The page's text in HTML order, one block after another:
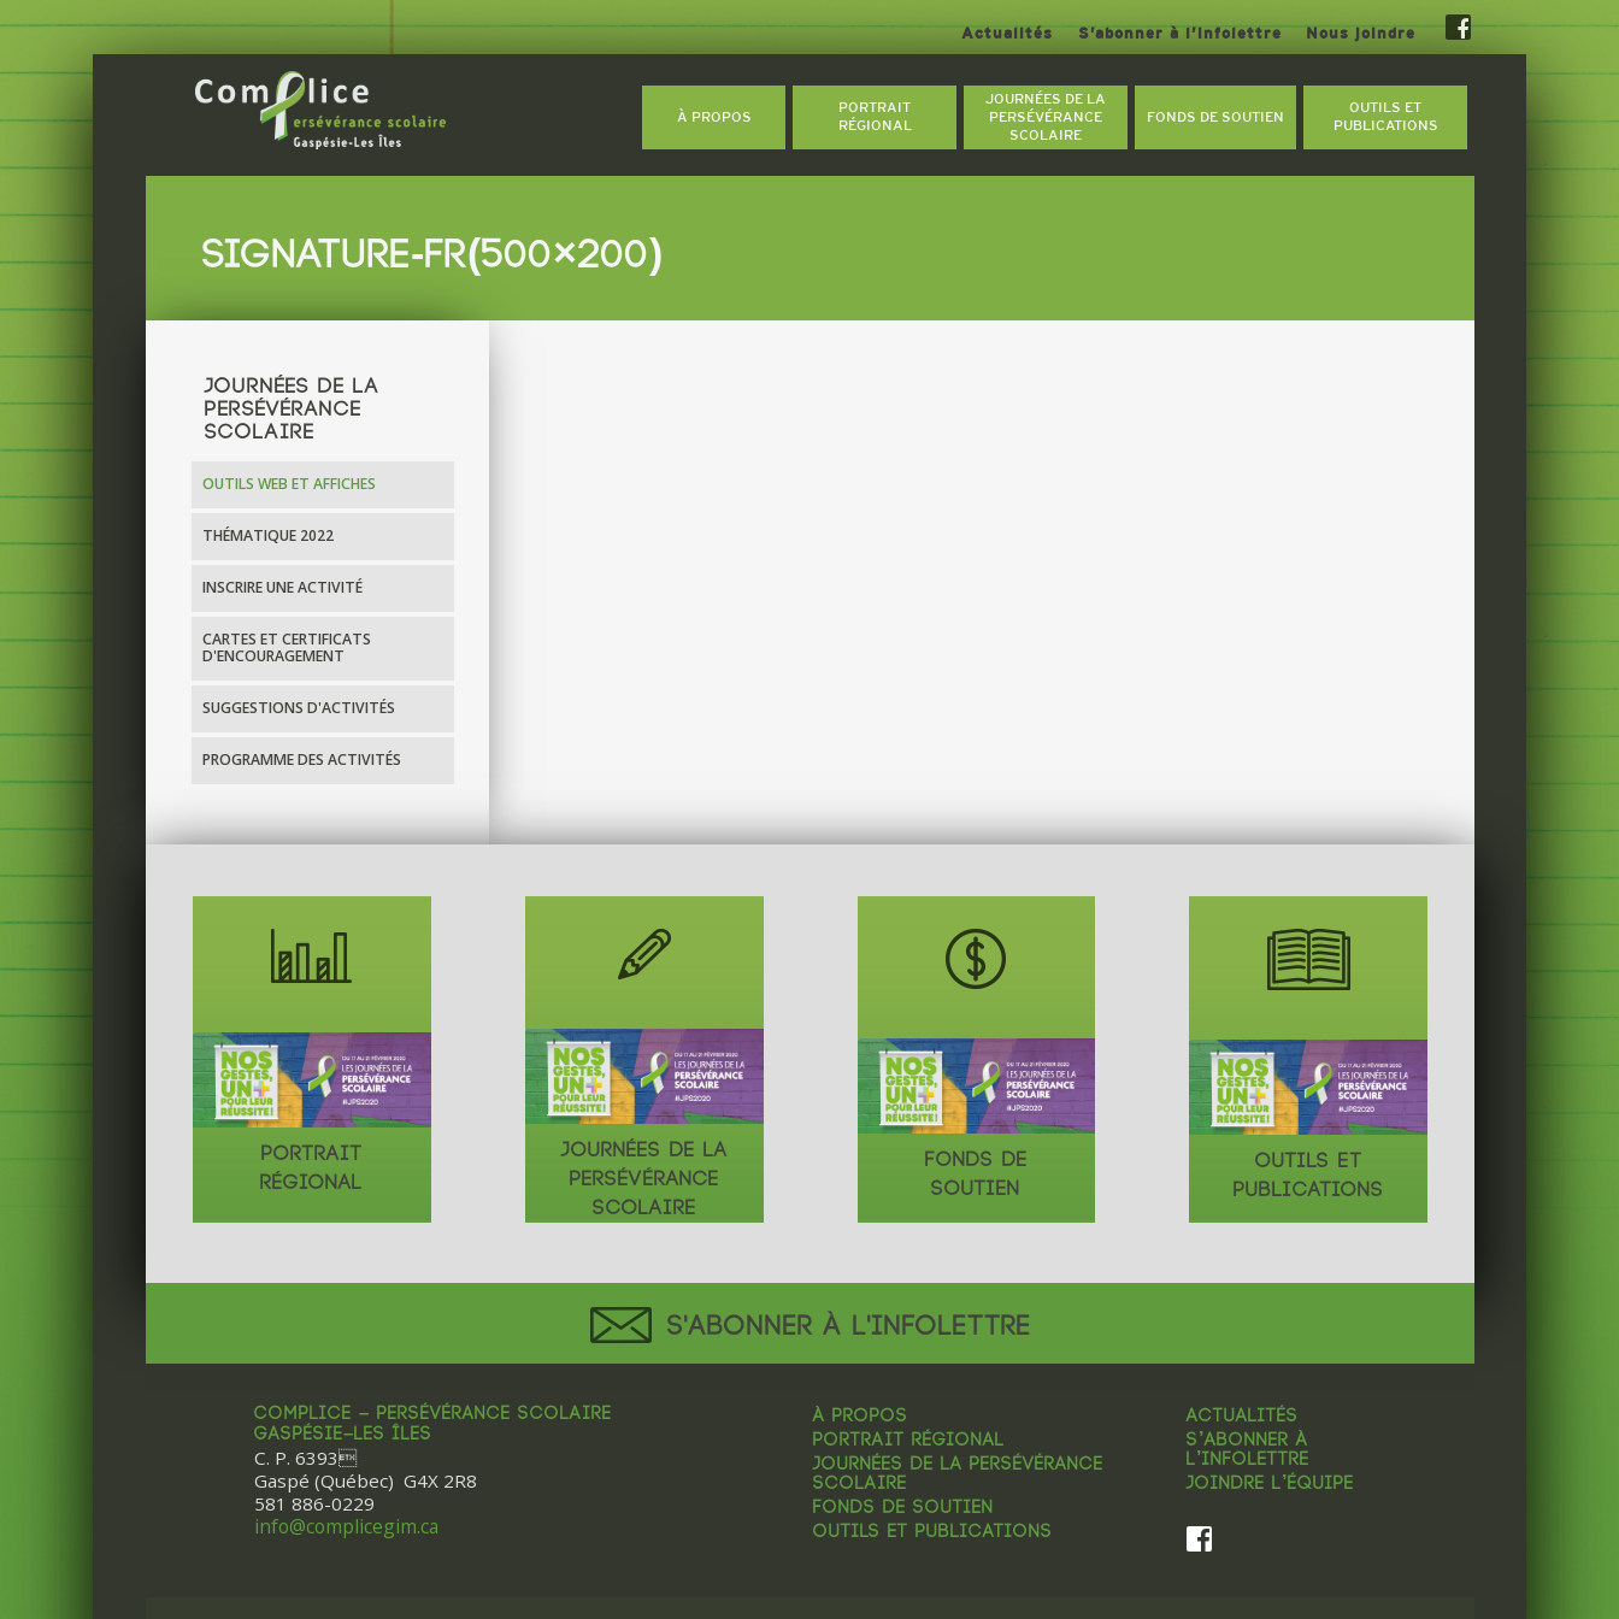
Actualités S’abonner à l’infolettre Nous joindre
À PROPOS
PORTRAIT
RÉGIONAL
JOURNÉES DE LA
PERSÉVÉRANCE
SCOLAIRE
FONDS DE SOUTIEN
OUTILS ET
PUBLICATIONS
SIGNATURE-FR(500×200)
JOURNÉES DE LA
PERSÉVÉRANCE
SCOLAIRE
OUTILS WEB ET AFFICHES
THÉMATIQUE 2022
INSCRIRE UNE ACTIVITÉ
CARTES ET CERTIFICATS
D'ENCOURAGEMENT
SUGGESTIONS D'ACTIVITÉS
PROGRAMME DES ACTIVITÉS
PORTRAIT
RÉGIONAL
JOURNÉES DE LA
PERSÉVÉRANCE
SCOLAIRE
FONDS DE
SOUTIEN
OUTILS ET
PUBLICATIONS
S'ABONNER À L'INFOLETTRE
COMPLICE – PERSÉVÉRANCE SCOLAIRE
GASPÉSIE–LES ÎLES
C. P. 6393
Gaspé (Québec) G4X 2R8
581 886-0229
info@complicegim.ca
À PROPOS
PORTRAIT RÉGIONAL
JOURNÉES DE LA PERSÉVÉRANCE
SCOLAIRE
FONDS DE SOUTIEN
OUTILS ET PUBLICATIONS
ACTUALITÉS
S’ABONNER À
L’INFOLETTRE
JOINDRE L’ÉQUIPE